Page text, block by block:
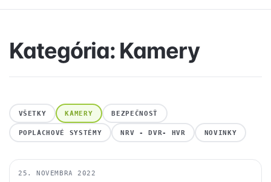
Kategória:Kamery
VŠETKY KAMERY BEZPEČNOSŤ
POPLACHOVÉ SYSTÉMY NRV - DVR- HVR NOVINKY
KAMERY
25. NOVEMBRA 2022